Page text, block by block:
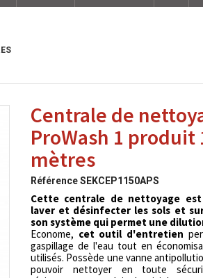
Centrale de
ProWash 1 produit
mètres
RéférenceSEKCEP1150APS
Cette centrale de nettoyage
laver et désinfecter les sols et
son système qui permet une
Econome, cet outil d'entretien
gaspillage de l'eau tout en
utilisés. Possède une vanne
pouvoir nettoyer en toute